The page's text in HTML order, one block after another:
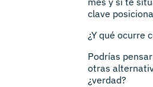
clave
¿Y qué ocurre
Podrías
otras
¿verdad?